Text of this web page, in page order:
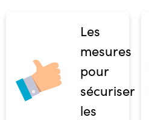
Les
mesures
pour
sécuriser
les